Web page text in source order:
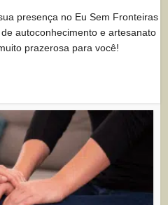
presença no Eu Sem Fronteiras
autoconhecimento e artesanato
prazerosa para você!